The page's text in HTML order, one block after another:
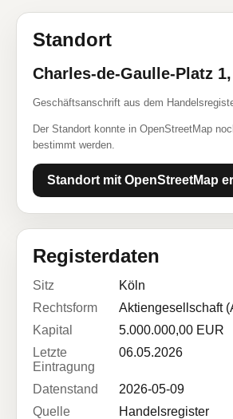
Standort
Charles-de-Gaulle-Platz
Geschäftsanschrift aus dem
Der Standort konnte in OpenStreetMap
bestimmt werden.
Standort mit OpenStreetMap
Registerdaten
Sitz
Köln
Rechtsform
Aktiengesellschaft
Kapital
5.000.000,00 EUR
Letzte
Eintragung
06.05.2026
Datenstand
2026-05-09
Quelle
Handelsregister